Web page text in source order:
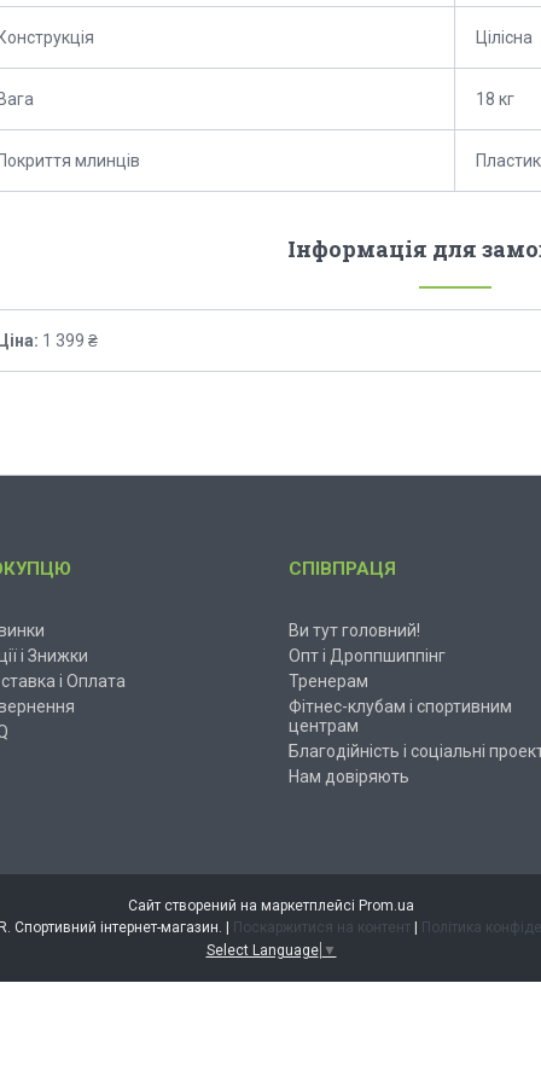
Цілісна
18 кг
млинців Пластик
Інформація для
1 399 ₴
і Знижки
і Оплата
СПІВПРАЦЯ
Ви тут головний!
Опт і Дроппшиппінг
Тренерам
Фітнес-клубам і спортивним
центрам
Благодійність і соціальні
Нам довіряють
Сайт створений на маркетплейсі Prom.ua
Поскаржитися на контент
Політика
Select Language ▼